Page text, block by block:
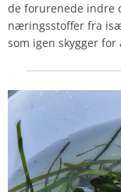
de forurenede indre
næringsstoffer fra
som igen skygger